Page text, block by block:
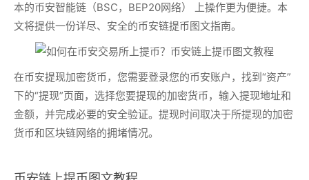
本的币安智能链（BSC，BEP20网络） 上操作更为便捷。本
文将提供一份详尽、安全的币安链提币图文指南。
在币安提现加密货币，您需要登录您的币安账户，找到“资产”
下的“提现”页面，选择您要提现的加密货币，输入提现地址和
金额，并完成必要的安全验证。提现时间取决于所提现的加密
货币和区块链网络的拥堵情况。